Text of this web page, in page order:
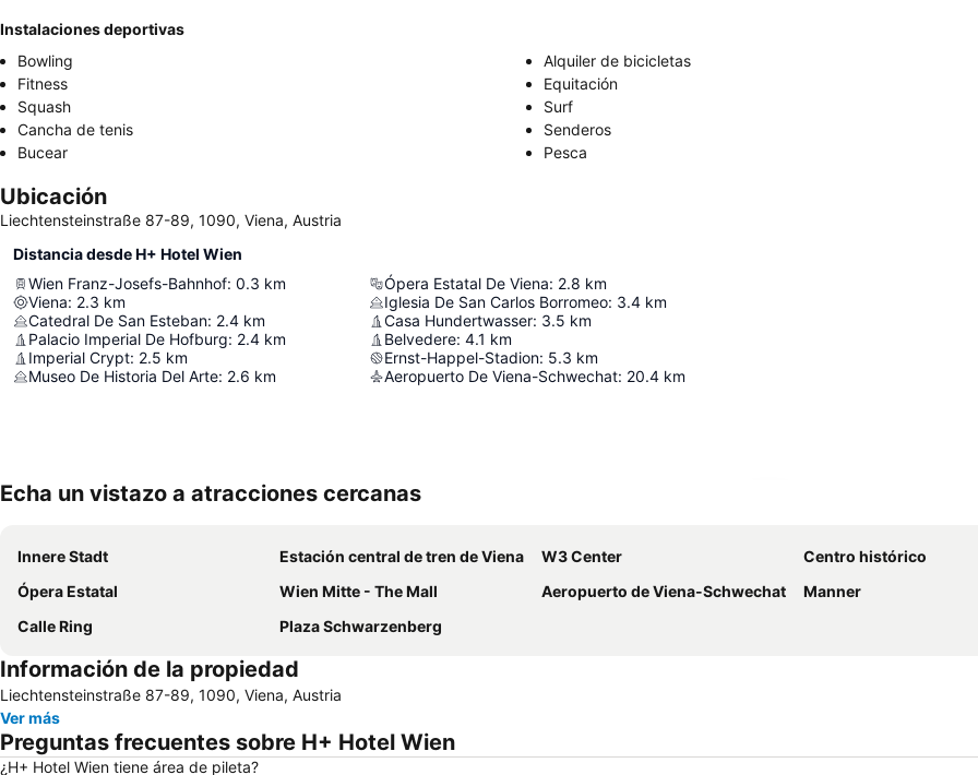
Instalaciones deportivas
Bowling
Alquiler de bicicletas
Fitness
Equitación
Squash
Surf
Cancha de tenis
Senderos
Bucear
Pesca
Ubicación
Liechtensteinstraße 87-89, 1090, Viena, Austria
Distancia desde H+ Hotel Wien
Wien Franz-Josefs-Bahnhof: 0.3 km
Viena: 2.3 km
Catedral De San Esteban: 2.4 km
Palacio Imperial De Hofburg: 2.4 km
Imperial Crypt: 2.5 km
Museo De Historia Del Arte: 2.6 km
Ópera Estatal De Viena: 2.8 km
Iglesia De San Carlos Borromeo: 3.4 km
Casa Hundertwasser: 3.5 km
Belvedere: 4.1 km
Ernst-Happel-Stadion: 5.3 km
Aeropuerto De Viena-Schwechat: 20.4 km
Echa un vistazo a atracciones cercanas
Innere Stadt Estación central de tren de Viena W3 Center
Centro histórico
Ópera Estatal
Wien Mitte - The Mall Aeropuerto de Viena-Schwechat
Manner
Calle Ring
Plaza Schwarzenberg
Información de la propiedad
Liechtensteinstraße 87-89, 1090, Viena, Austria
Ver más
Preguntas frecuentes sobre H+ Hotel Wien
¿H+ Hotel Wien tiene área de pileta?